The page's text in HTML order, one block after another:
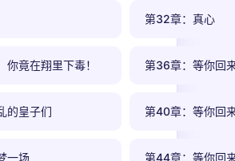
第32章：真心
竟在翔里下毒！ 第36章：等你回
的皇子们 第40章：等你回
一场 第44章：等你回